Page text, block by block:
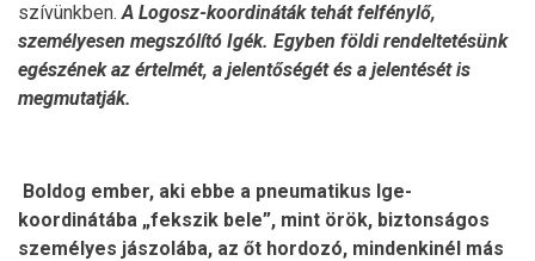
szívünkben.A Logosz-koordináták tehát felfénylő,
személyesen megszólító Igék. Egyben földi rendeltetésünk
egészének az értelmét, a jelentőségét és a jelentését is
megmutatják.
Boldog ember, aki ebbe a pneumatikus Ige-
koordinátába „fekszik bele”, mint örök, biztonságos
személyes jászolába, az őt hordozó, mindenkinél más